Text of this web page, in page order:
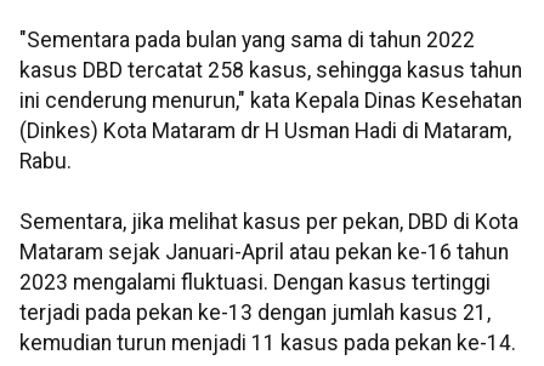
"Sementara pada bulan yang sama di tahun 2022
kasus DBD tercatat 258 kasus, sehingga kasus tahun
ini cenderung menurun," kata Kepala Dinas Kesehatan
(Dinkes) Kota Mataram dr H Usman Hadi di Mataram,
Rabu.
Sementara, jika melihat kasus per pekan, DBD di Kota
Mataram sejak Januari-April atau pekan ke-16 tahun
2023 mengalami fluktuasi. Dengan kasus tertinggi
terjadi pada pekan ke-13 dengan jumlah kasus 21,
kemudian turun menjadi 11 kasus pada pekan ke-14.